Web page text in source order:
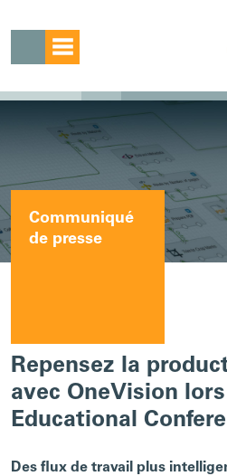
Communiqué
de presse
Repensez la
avec OneVision
Educational
Des flux de travail plus